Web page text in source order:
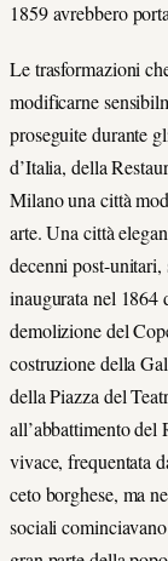
1859 avrebbero
Le trasformazioni
modificarne
proseguite durante
d’Italia, della
Milano una città
arte. Una città
decenni post-unitari,
inaugurata nel 1864
demolizione del
costruzione della
della Piazza del
all’abbattimento del
vivace, frequentata
ceto borghese, ma
sociali